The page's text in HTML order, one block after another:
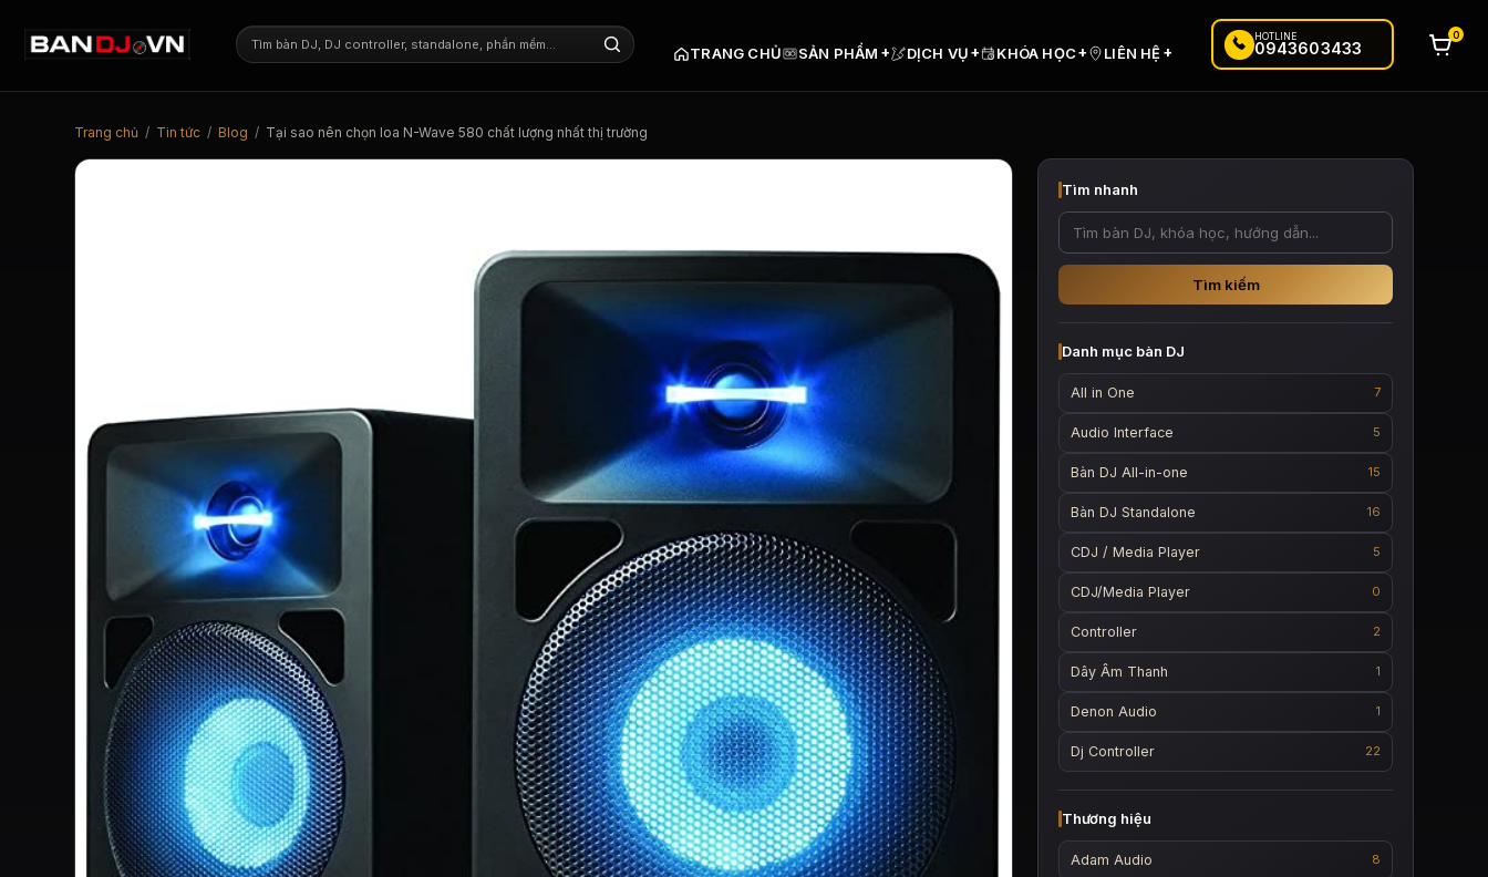
TRANG CHỦ SẢN PHẨM + DỊCH VỤ+ KHÓA HỌC+ LIÊN HỆ +
HOTLINE
0943603433
0
Trang chủ / Tin tức / Blog / Tại sao nên chọn loa N-Wave 580 chất lượng nhất thị trường
Tìm nhanh
Tìm kiếm
Danh mục bàn DJ
All in One 7
Audio Interface 5
Bàn DJ All-in-one 15
Bàn DJ Standalone 16
CDJ / Media Player 5
CDJ/Media Player 0
Controller 2
Dây Âm Thanh 1
Denon Audio 1
Dj Controller 22
Thương hiệu
Adam Audio 8